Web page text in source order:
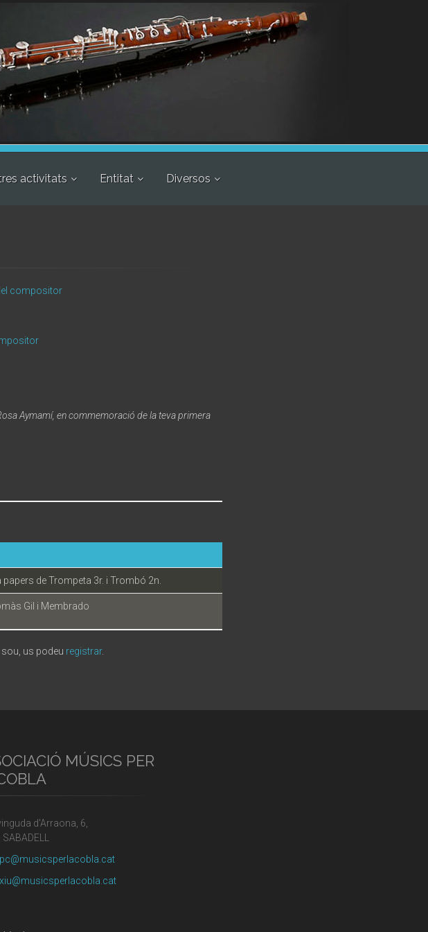
activitats Entitat Diversos
compositor
Aymamí, en commemoració de la teva primera
papers de Trompeta 3r. i Trombó 2n.
Gil i Membrado
sou, us podeu registrar.
MÚSICS PER
d'Arraona, 6,